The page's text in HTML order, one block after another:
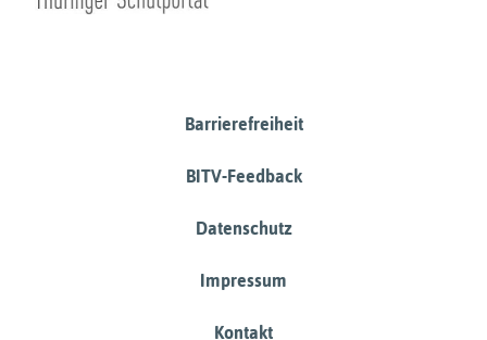
Barrierefreiheit
BITV-Feedback
Datenschutz
Impressum
Kontakt